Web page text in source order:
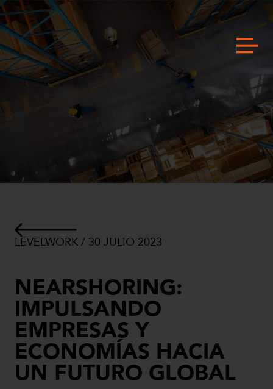
LEVELWORK / 30 JULIO 2023
NEARSHORING:
IMPULSANDO
EMPRESAS Y
ECONOMÍAS HACIA
UN FUTURO GLOBAL